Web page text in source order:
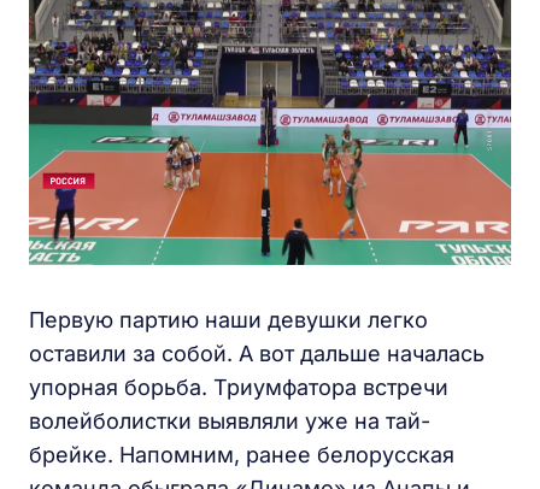
Первую партию наши девушки легко
оставили за собой. А вот дальше началась
упорная борьба. Триумфатора встречи
волейболистки выявляли уже на тай-
брейке. Напомним, ранее белорусская